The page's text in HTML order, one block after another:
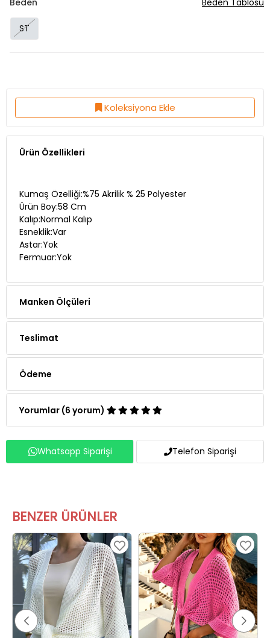
ST
Koleksiyona Ekle
Ürün Özellikleri
Ürün Boy:58 Cm
Kalıp:Normal Kalıp
Esneklik:Var
Astar:Yok
Fermuar:Yok
Manken Ölçüleri
Teslimat
Ödeme
Yorumlar (6 yorum)